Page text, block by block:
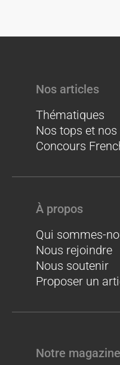
Nos articles
Thématiques
Nos tops et
Concours
À propos
Qui sommes-
Nous rejoindre
Nous soutenir
Proposer un
Notre magazine